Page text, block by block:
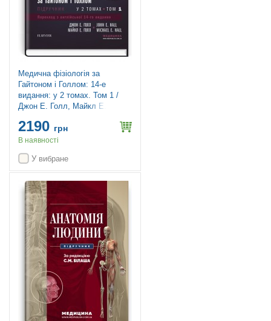
Медична фізіологія за
Гайтоном і Голлом: 14-е
видання: у 2 томах. Том 1 /
Джон Е. Голл, Майкл Е. Голл
2190 грн
В наявності
У вибране